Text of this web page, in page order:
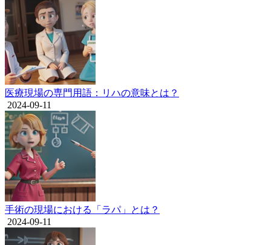
医療現場の専門用語：リハの意味とは？
2024-09-11
手術の現場における「ラパ」とは？
2024-09-11